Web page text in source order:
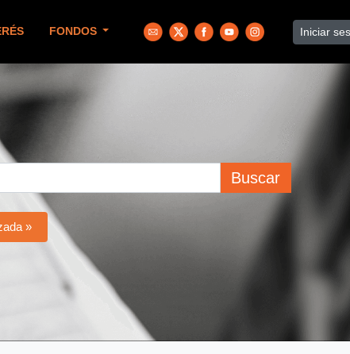
FONDOS Iniciar
Buscar
»